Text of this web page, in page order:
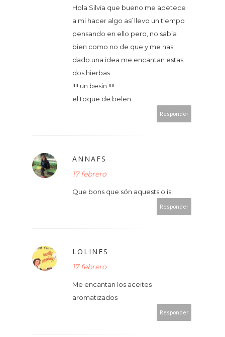
Hola Silvia que bueno me apetece
a mi hacer algo así llevo un tiempo
pensando en ello pero, no sabia
bien como no de que y me has
dado una idea me encantan estas
dos hierbas
!!!! un besin !!!!
el toque de belen
Responder
ANNAFS
17 febrero
Que bons que són aquests olis!
Responder
LOLINES
17 febrero
Me encantan los aceites
aromatizados
Responder